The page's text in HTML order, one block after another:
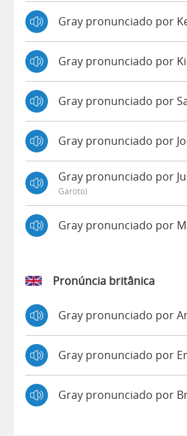
Gray pronunciado por
Gray pronunciado por
Gray pronunciado por
Gray pronunciado por
Gray pronunciado por
Garoto)
Gray pronunciado por
Pronúncia britânica
Gray pronunciado por
Gray pronunciado por
Gray pronunciado por